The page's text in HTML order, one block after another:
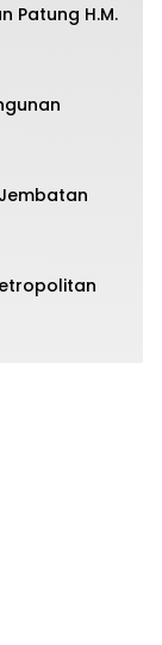
Patung H.M.